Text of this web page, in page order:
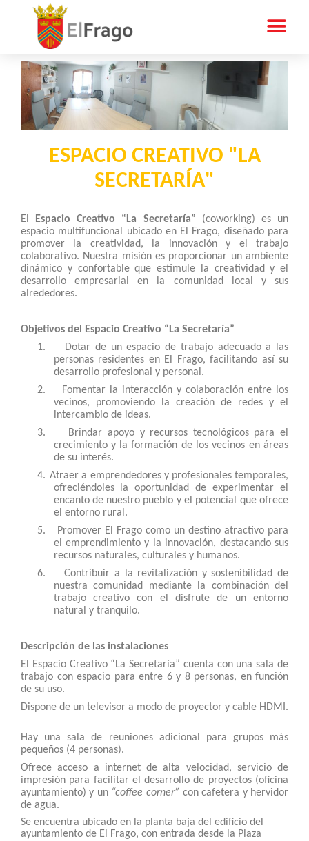
ESPACIO CREATIVO "LA
SECRETARÍA"
El Espacio Creativo “La Secretaría” (coworking) es un
espacio multifuncional ubicado en El Frago, diseñado para
promover la creatividad, la innovación y el trabajo
colaborativo. Nuestra misión es proporcionar un ambiente
dinámico y confortable que estimule la creatividad y el
desarrollo empresarial en la comunidad local y sus
alrededores.
Objetivos del Espacio Creativo “La Secretaría”
1.
Dotar de un espacio de trabajo adecuado a las
personas residentes en El Frago, facilitando así su
desarrollo profesional y personal.
2.
Fomentar la interacción y colaboración entre los
vecinos, promoviendo la creación de redes y el
intercambio de ideas.
3.
Brindar apoyo y recursos tecnológicos para el
crecimiento y la formación de los vecinos en áreas
de su interés.
4. Atraer a emprendedores y profesionales temporales,
ofreciéndoles la oportunidad de experimentar el
encanto de nuestro pueblo y el potencial que ofrece
el entorno rural.
5.
Promover El Frago como un destino atractivo para
el emprendimiento y la innovación, destacando sus
recursos naturales, culturales y humanos.
6.
Contribuir a la revitalización y sostenibilidad de
nuestra comunidad mediante la combinación del
trabajo creativo con el disfrute de un entorno
natural y tranquilo.
Descripción de las instalaciones
El Espacio Creativo “La Secretaría” cuenta con una sala de
trabajo con espacio para entre 6 y 8 personas, en función
de su uso.
Dispone de un televisor a modo de proyector y cable HDMI.
Hay una sala de reuniones adicional para grupos más
pequeños (4 personas).
Ofrece acceso a internet de alta velocidad, servicio de
impresión para facilitar el desarrollo de proyectos (oficina
ayuntamiento) y un “coffee corner” con cafetera y hervidor
de agua.
Se encuentra ubicado en la planta baja del edificio del
ayuntamiento de El Frago, con entrada desde la Plaza